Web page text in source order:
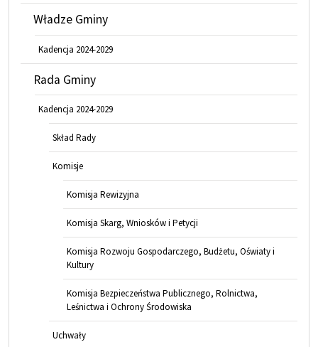
Władze Gminy
Kadencja 2024-2029
Rada Gminy
Kadencja 2024-2029
Skład Rady
Komisje
Komisja Rewizyjna
Komisja Skarg, Wniosków i Petycji
Komisja Rozwoju Gospodarczego, Budżetu, Oświaty i
Kultury
Komisja Bezpieczeństwa Publicznego, Rolnictwa,
Leśnictwa i Ochrony Środowiska
Uchwały